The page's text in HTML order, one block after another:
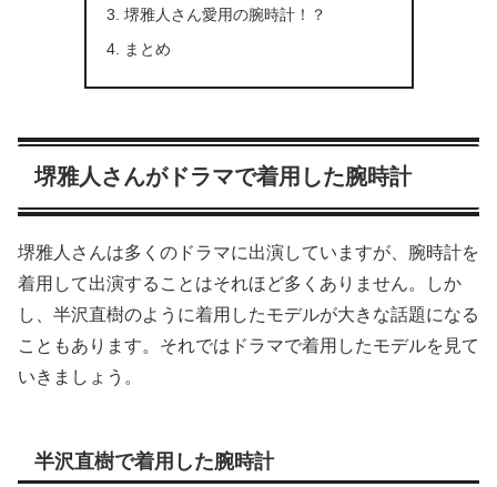
堺雅人さん愛用の腕時計！？
まとめ
堺雅人さんがドラマで着用した腕時計
堺雅人さんは多くのドラマに出演していますが、腕時計を
着用して出演することはそれほど多くありません。しか
し、半沢直樹のように着用したモデルが大きな話題になる
こともあります。それではドラマで着用したモデルを見て
いきましょう。
半沢直樹で着用した腕時計